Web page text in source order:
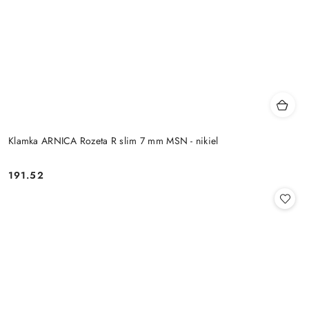
Klamka ARNICA Rozeta R slim 7 mm MSN - nikiel
Cena:
191.52